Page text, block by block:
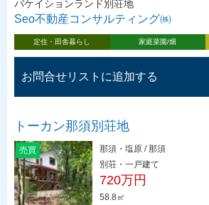
バケイションランド別荘地
Seo不動産コンサルティング㈱
定住・田舎暮らし 家庭菜園/畑
お問合せリストに追加する
トーカン那須別荘地
売買
那須・塩原 / 那須
別荘・一戸建て
720万円
58.8㎡